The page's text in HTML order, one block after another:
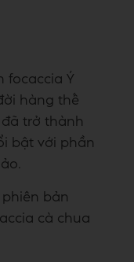
focaccia Ý
hàng thế
trở thành
bật với phần
bản
cà chua